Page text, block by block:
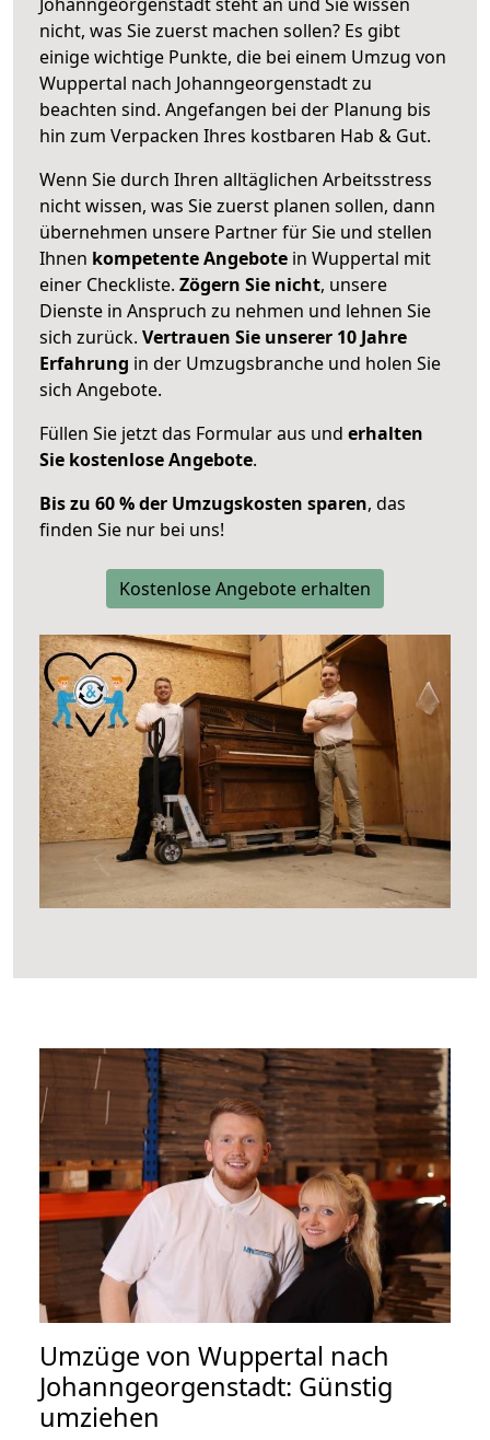
nicht, was Sie zuerst machen sollen? Es gibt
einige wichtige Punkte, die bei einem Umzug von
Wuppertal nach Johanngeorgenstadt zu
beachten sind. Angefangen bei der Planung bis
hin zum Verpacken Ihres kostbaren Hab & Gut.
Wenn Sie durch Ihren alltäglichen Arbeitsstress
nicht wissen, was Sie zuerst planen sollen, dann
übernehmen unsere Partner für Sie und stellen
Ihnen kompetente Angebote in Wuppertal mit
einer Checkliste. Zögern Sie nicht, unsere
Dienste in Anspruch zu nehmen und lehnen Sie
sich zurück. Vertrauen Sie unserer 10 Jahre
Erfahrung in der Umzugsbranche und holen Sie
sich Angebote.
Füllen Sie jetzt das Formular aus und erhalten
Sie kostenlose Angebote.
Bis zu 60 % der Umzugskosten sparen, das
finden Sie nur bei uns!
Kostenlose Angebote erhalten
Umzüge von Wuppertal nach
Johanngeorgenstadt: Günstig
umziehen